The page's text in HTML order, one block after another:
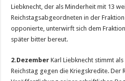
Liebknecht, der als Minderheit mit 13
Reichstagsabgeordneten in der
opponierte, unterwirft sich dem
später bitter bereut.
2.DezemberKarl Liebknecht stimmt
Reichstag gegen die Kriegskredite. Der